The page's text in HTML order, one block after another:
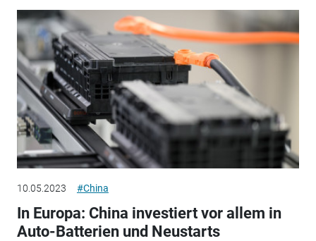
10.05.2023 #China
In Europa: China investiert vor allem in
Auto-Batterien und Neustarts